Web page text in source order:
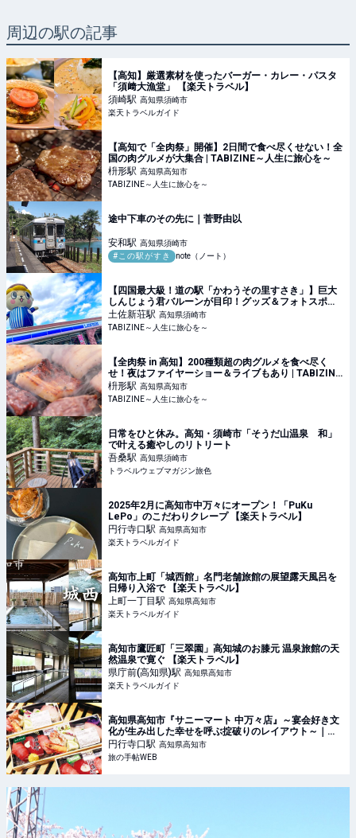
周辺の駅の記事
【高知】厳選素材を使ったバーガー・カレー・パスタ
「須﨑大漁堂」 【楽天トラベル】
須崎駅 高知県須崎市
楽天トラベルガイド
【高知で「全肉祭」開催】2日間で食べ尽くせない！全
国の肉グルメが大集合 | TABIZINE～人生に旅心を～
枡形駅 高知県高知市
TABIZINE～人生に旅心を～
途中下車のその先に｜菅野由以
安和駅 高知県須崎市
#この駅がすき
note（ノート）
【四国最大級！道の駅「かわうその里すさき」】巨大
しんじょう君バルーンが目印！グッズ＆フォトスポッ
ト満載 | TABIZINE～人生に旅心を～
土佐新荘駅 高知県須崎市
TABIZINE～人生に旅心を～
【全肉祭 in 高知】200種類超の肉グルメを食べ尽く
せ！夜はファイヤーショー＆ライブもあり | TABIZINE
～人生に旅心を～
枡形駅 高知県高知市
TABIZINE～人生に旅心を～
日常をひと休み。高知・須崎市「そうだ山温泉 和」
で叶える癒やしのリトリート
吾桑駅 高知県須崎市
トラベルウェブマガジン旅色
2025年2月に高知市中万々にオープン！「PuKu
LePo」のこだわりクレープ 【楽天トラベル】
円行寺口駅 高知県高知市
楽天トラベルガイド
高知市上町「城西館」名門老舗旅館の展望露天風呂を
日帰り入浴で 【楽天トラベル】
上町一丁目駅 高知県高知市
楽天トラベルガイド
高知市鷹匠町「三翠園」高知城のお膝元 温泉旅館の天
然温泉で寛ぐ 【楽天トラベル】
県庁前(高知県)駅 高知県高知市
楽天トラベルガイド
高知県高知市『サニーマート 中万々店』～宴会好き文
化が生み出した幸せを呼ぶ掟破りのレイアウト～｜旅
の手帖WEB
円行寺口駅 高知県高知市
旅の手帖WEB